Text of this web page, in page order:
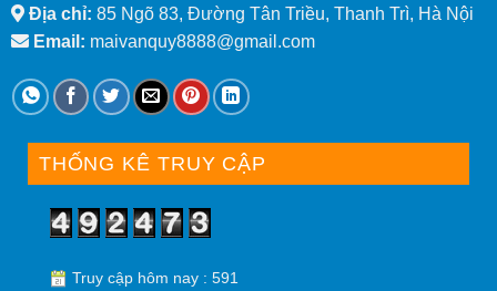
Địa chỉ: 85 Ngõ 83, Đường Tân Triều, Thanh Trì, Hà Nội
Email: maivanquy8888@gmail.com
THỐNG KÊ TRUY CẬP
Truy cập hôm nay : 591